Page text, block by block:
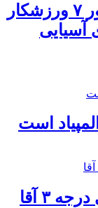
۲ مدال برنز نتیجه حضور ۷ ورزشکار
آسیایی
است
۳ آقا